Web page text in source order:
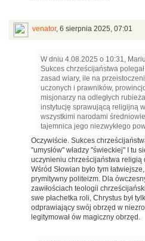
venator, 6 sierpnia 2025, 07:01
W dniu 4.08.2025 o 10:31,
Sukces chrześcijaństwa
zasad wiary, ile na
uczonych i prawników,
misjonarzy na odległych
instytucję sprawującą religijną
wszystkimi narodami
tajemnica jego niezwykłego
Oczywiście. Sukces
"umysłów" władzy "świeckiej" I tu
uczynieniu chrześcijaństwa religią
Wśród Słowian było tym
prymitywny politeizm. Dla
zawiłościach teologii
swe płachetka roli, Chrystus był
odprawiający swój obrzęd w
legitymował ów magiczny obrzęd.